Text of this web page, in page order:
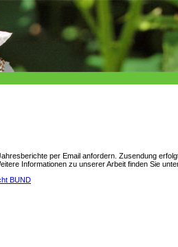
per Email anfordern. Zusendung
Informationen zu unserer Arbeit finden Sie
BUND